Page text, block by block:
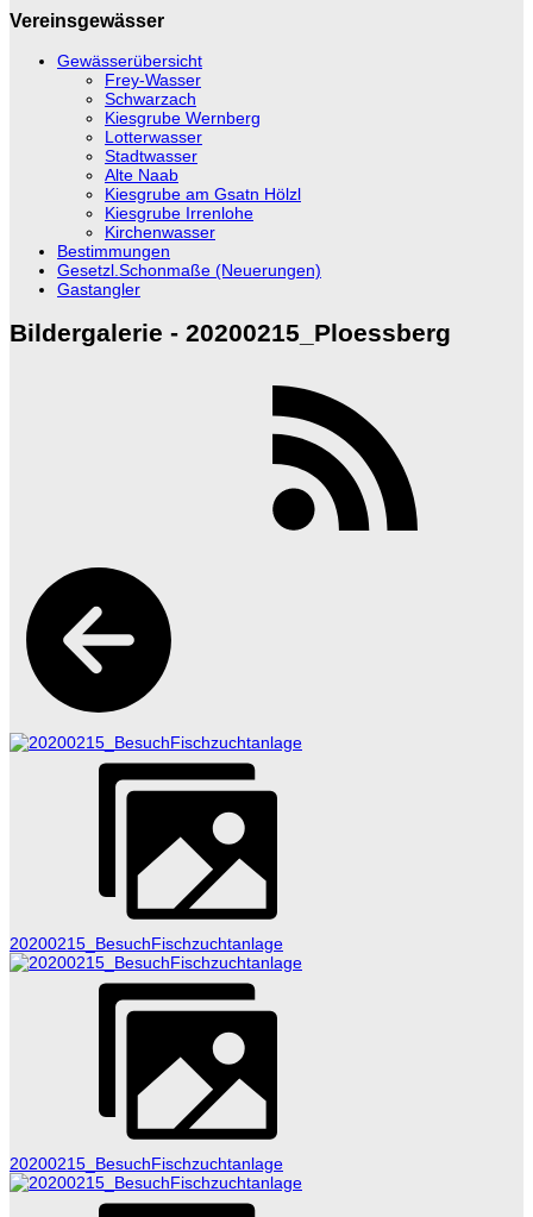
Vereinsgewässer
Gewässerübersicht
Frey-Wasser
Schwarzach
Kiesgrube Wernberg
Lotterwasser
Stadtwasser
Alte Naab
Kiesgrube am Gsatn Hölzl
Kiesgrube Irrenlohe
Kirchenwasser
Bestimmungen
Gesetzl.Schonmaße (Neuerungen)
Gastangler
Bildergalerie - 20200215_Ploessberg
20200215_BesuchFischzuchtanlage
20200215_BesuchFischzuchtanlage